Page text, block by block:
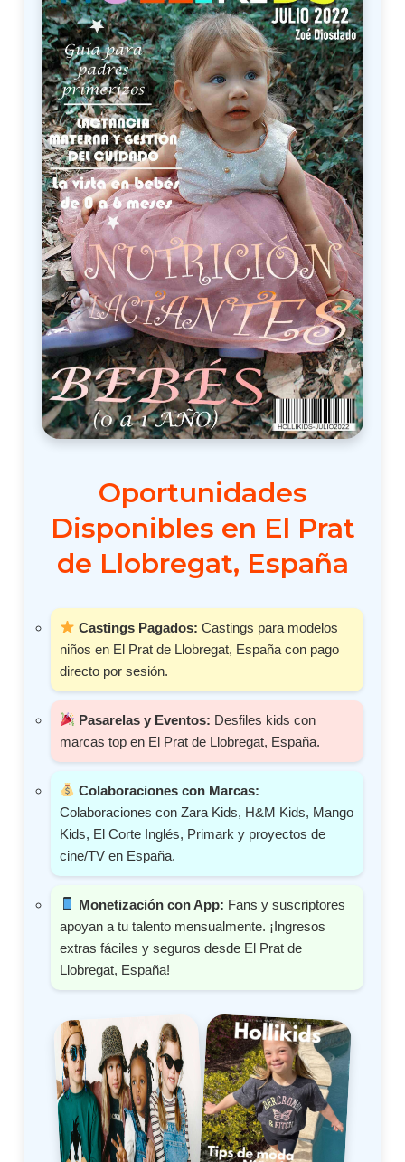
Oportunidades
Disponibles en El Prat
de Llobregat, España
Castings Pagados: Castings para modelos
niños en El Prat de Llobregat, España con pago
directo por sesión.
Pasarelas y Eventos: Desfiles kids con
marcas top en El Prat de Llobregat, España.
Colaboraciones con Marcas:
Colaboraciones con Zara Kids, H&M Kids, Mango
Kids, El Corte Inglés, Primark y proyectos de
cine/TV en España.
Monetización con App: Fans y suscriptores
apoyan a tu talento mensualmente. ¡Ingresos
extras fáciles y seguros desde El Prat de
Llobregat, España!